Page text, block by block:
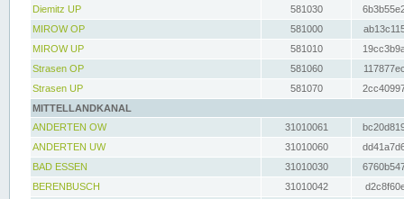
Diemitz UP
581030
MIROW OP
581000
MIROW UP
581010
Strasen OP
581060
Strasen UP
581070
MITTELLANDKANAL
ANDERTEN OW
31010061
ANDERTEN UW
31010060
BAD ESSEN
31010030
BERENBUSCH
31010042